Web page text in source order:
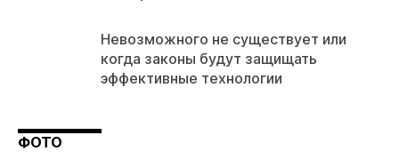
Невозможного не существует или
когда законы будут защищать
эффективные технологии
ФОТО